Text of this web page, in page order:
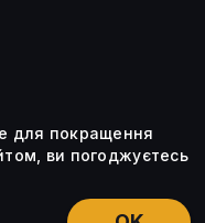
ForkLog. Ви можете
із редакцією та
для покращення
ви погоджуєтесь